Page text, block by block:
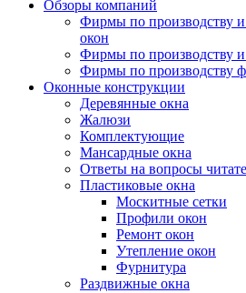
Обзоры компаний
Фирмы по производству
окон
Фирмы по производству
Фирмы по производству
Оконные конструкции
Деревянные окна
Жалюзи
Комплектующие
Мансардные окна
Ответы на вопросы
Пластиковые окна
Москитные сетки
Профили окон
Ремонт окон
Утепление окон
Фурнитура
Раздвижные окна